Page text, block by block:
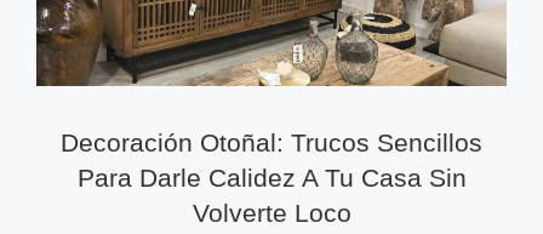
Decoración Otoñal: Trucos Sencillos
Para Darle Calidez A Tu Casa Sin
Volverte Loco